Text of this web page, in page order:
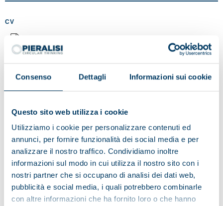
Consenso Dettagli Informazioni sui cookie
Questo sito web utilizza i cookie
Utilizziamo i cookie per personalizzare contenuti ed
annunci, per fornire funzionalità dei social media e per
analizzare il nostro traffico. Condividiamo inoltre
informazioni sul modo in cui utilizza il nostro sito con i
nostri partner che si occupano di analisi dei dati web,
pubblicità e social media, i quali potrebbero combinarle
con altre informazioni che ha fornito loro o che hanno
CV
Maximum size 5MB (.pdf)
MESSAGE